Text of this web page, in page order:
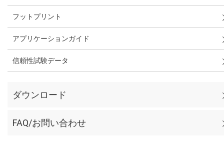
フットプリント
アプリケーションガイド
信頼性試験データ
ダウンロード
FAQ/お問い合わせ